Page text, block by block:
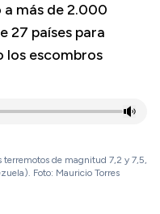
más de 2.000
27 países para
los escombros
terremotos de magnitud 7,2 y 7,5,
Foto: Mauricio Torres